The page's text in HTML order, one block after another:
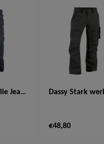
Dassy Knoxville Jeans Werkbroek 200691
€48,80